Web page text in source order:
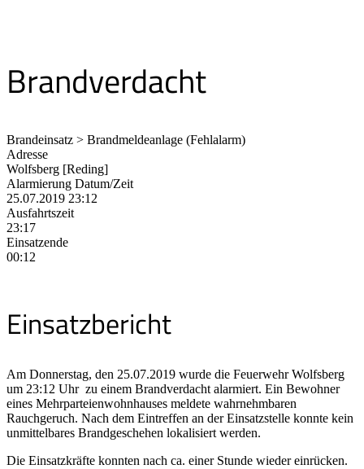
Brandverdacht
Brandeinsatz > Brandmeldeanlage (Fehlalarm)
Adresse
Wolfsberg [Reding]
Alarmierung Datum/Zeit
25.07.2019 23:12
Ausfahrtszeit
23:17
Einsatzende
00:12
Einsatzbericht
Am Donnerstag, den 25.07.2019 wurde die Feuerwehr Wolfsberg
um 23:12 Uhr zu einem Brandverdacht alarmiert. Ein Bewohner
eines Mehrparteienwohnhauses meldete wahrnehmbaren
Rauchgeruch. Nach dem Eintreffen an der Einsatzstelle konnte kein
unmittelbares Brandgeschehen lokalisiert werden.
Die Einsatzkräfte konnten nach ca. einer Stunde wieder einrücken.